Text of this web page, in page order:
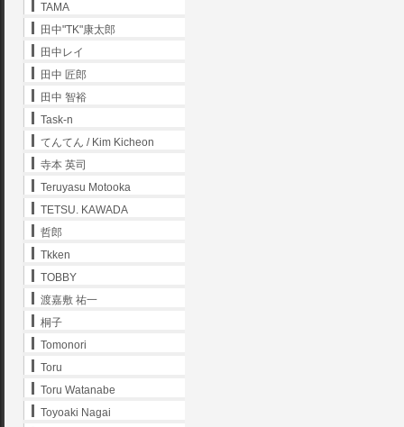
TAMA
田中"TK"康太郎
田中レイ
田中 匠郎
田中 智裕
Task-n
てんてん / Kim Kicheon
寺本 英司
Teruyasu Motooka
TETSU. KAWADA
哲郎
Tkken
TOBBY
渡嘉敷 祐一
桐子
Tomonori
Toru
Toru Watanabe
Toyoaki Nagai